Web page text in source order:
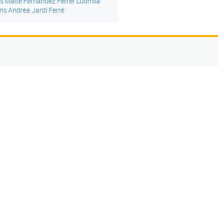
Andrea Jardí Ferré